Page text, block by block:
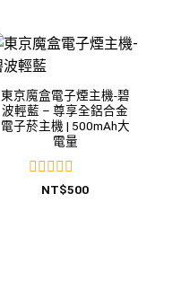
滿
分
5
東京魔盒電子煙主機-碧
波輕藍 – 尊享全鋁合金
電子菸主機 | 500mAh大
電量
評NT$500